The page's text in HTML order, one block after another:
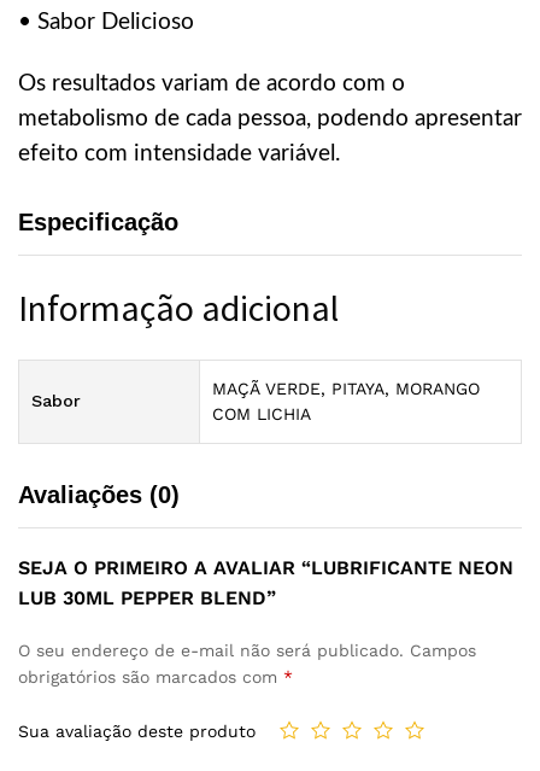
• Sabor Delicioso
Os resultados variam de acordo com o
metabolismo de cada pessoa, podendo apresentar
efeito com intensidade variável.
Especificação
Informação adicional
Sabor
MAÇÃ VERDE, PITAYA, MORANGO
COM LICHIA
Avaliações (0)
SEJA O PRIMEIRO A AVALIAR “LUBRIFICANTE NEON
LUB 30ML PEPPER BLEND”
O seu endereço de e-mail não será publicado. Campos
obrigatórios são marcados com *
Sua avaliação deste produto